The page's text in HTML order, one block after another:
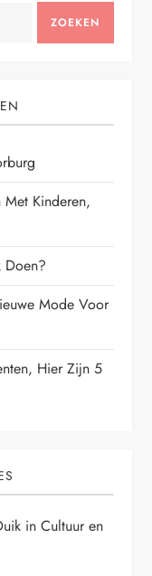
ZOEKEN
Met Kinderen,
Doen?
Mode Voor
Hier Zijn 5
in Cultuur en